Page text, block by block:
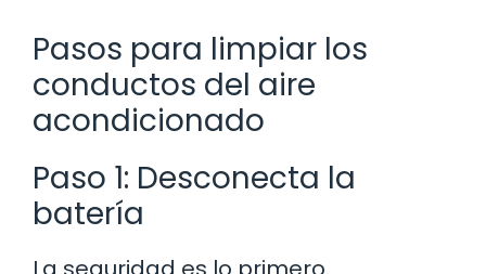
Pasos para limpiar los
conductos del aire
acondicionado
Paso 1: Desconecta la
batería